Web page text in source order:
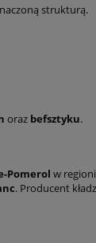
strukturą.
oraz befsztyku.
Pomerol w
. Producent